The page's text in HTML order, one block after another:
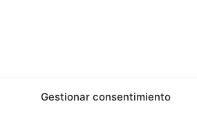
Gestionar consentimiento